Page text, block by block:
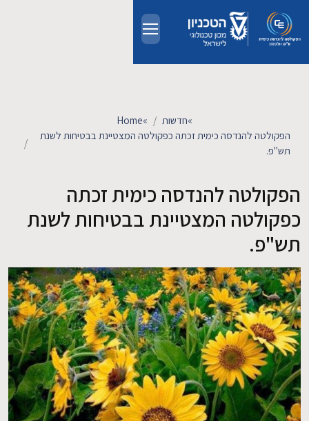
EN
לימודים
מחקר
חדשות ואירועים
קשרי תעשייה
צרו קשר
Home» חדשות»
הפקולטה להנדסה כימית זכתה כפקולטה המצטיינת בבטיחות לשנת
תש"פ.
הפקולטה להנדסה כימית זכתה
כפקולטה המצטיינת בבטיחות לשנת
תש"פ.